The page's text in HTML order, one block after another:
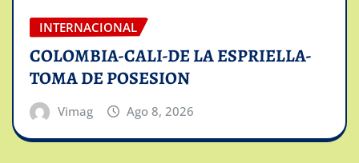
INTERNACIONAL
COLOMBIA-CALI-DE LA ESPRIELLA-
TOMA DE POSESION
Vimag Ago 8, 2026